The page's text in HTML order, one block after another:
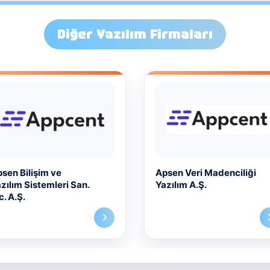
Diğer Yazılım Firmaları
Veri Madenciliği
A.Ş.
Artersoft Yazılım
Teknolojileri A.Ş.